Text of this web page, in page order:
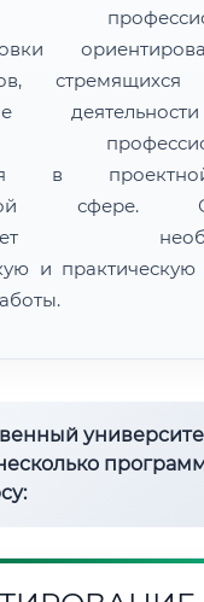
стремящихся
в
сфере.
и